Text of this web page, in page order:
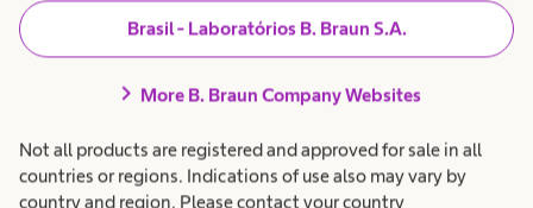
Brasil - Laboratórios B. Braun S.A.
chevron_right More B. Braun Company Websites
Not all products are registered and approved for sale in all
countries or regions. Indications of use also may vary by
country and region. Please contact your country
Essas páginas da internet também contêm
informações de terceiros e sugerem links para
veiculadas em conformidade. Não podemos
aceitar qualquer responsabilidade por